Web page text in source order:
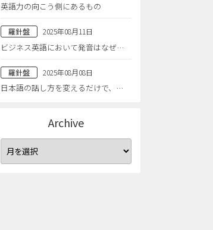
英語力の向こう側にあるもの
羅針盤 2025年08月11日
ビジネス英語において発音はなぜ…
羅針盤 2025年08月08日
日本語の話し方を変えるだけで、…
Archive